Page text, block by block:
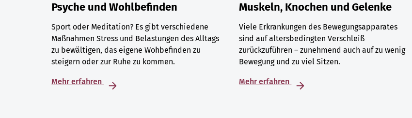
Psyche und Wohlbefinden
Sport oder Meditation? Es gibt verschiedene
Maßnahmen Stress und Belastungen des Alltags
zu bewältigen, das eigene Wohbefinden zu
steigern oder zur Ruhe zu kommen.
Mehr erfahren
Muskeln, Knochen und Gelenke
Viele Erkrankungen des Bewegungsapparates
sind auf altersbedingten Verschleiß
zurückzuführen – zunehmend auch auf zu wenig
Bewegung und zu viel Sitzen.
Mehr erfahren